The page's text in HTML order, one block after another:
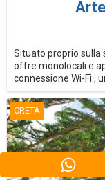
Situato proprio sulla
offre monolocali e
connessione Wi-Fi ,
CRETA